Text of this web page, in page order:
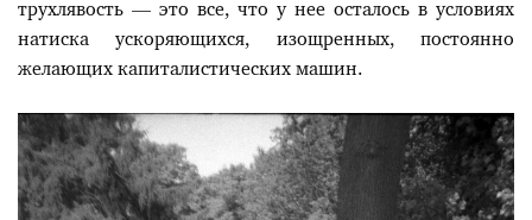
трухлявость — это все, что у нее осталось в условиях
натиска ускоряющихся, изощренных, постоянно
желающих капиталистических машин.